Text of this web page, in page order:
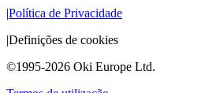
|Política de Privacidade
|Definições de cookies
©1995-2026 Oki Europe Ltd.